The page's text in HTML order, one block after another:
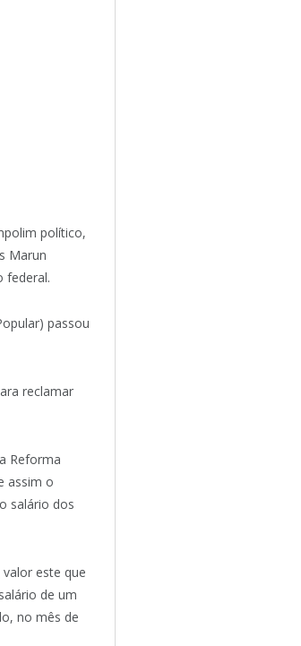
político,
Marun
federal.
passou
reclamar
Reforma
assim o
salário dos
este que
de um
no mês de